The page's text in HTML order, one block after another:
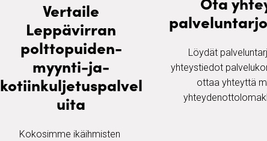
Vertaile
Leppävirran
polttopuiden-
myynti-ja-
kotiinkuljetuspalvel
uita
Kokosimme ikäihmisten ​
Löydät
yhteystiedot
ottaa yhteyttä